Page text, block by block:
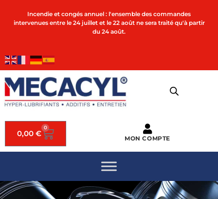
Incendie et congés annuel : l'ensemble des commandes
intervenues entre le 24 juillet et le 22 août ne sera traité qu'à partir
du 24 août.
0,00 €
0
MON COMPTE